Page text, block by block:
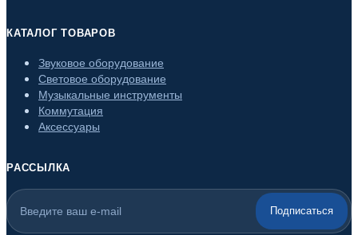
КАТАЛОГ ТОВАРОВ
Звуковое оборудование
Световое оборудование
Музыкальные инструменты
Коммутация
Аксессуары
РАССЫЛКА
Подписаться